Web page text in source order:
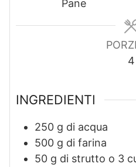
Pane
4
INGREDIENTI
250 g di acqua
500 g di farina
50 g di strutto o 3